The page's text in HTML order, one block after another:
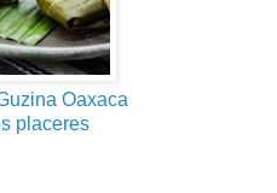
Oaxaca
placeres